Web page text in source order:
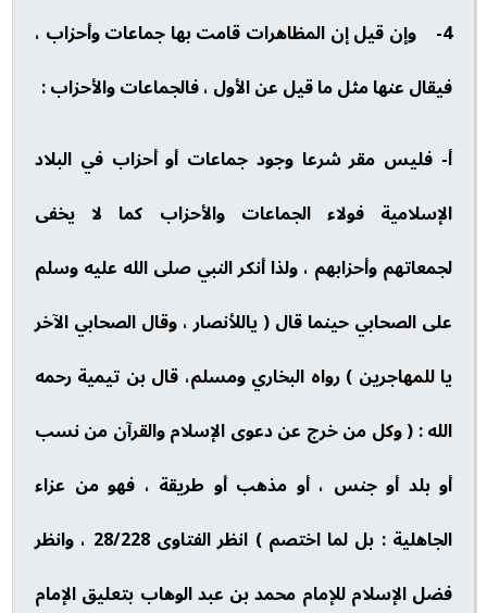
4- وإن قيل إن المظاهرات قامت بها جماعات وأحزاب ،
فيقال عنها مثل ما قيل عن الأول ، فالجماعات والأحزاب :
أ- فليس مقر شرعا وجود جماعات أو أحزاب في البلاد
الإسلامية فولاء الجماعات والأحزاب كما لا يخفى
لجمعاتهم وأحزابهم ، ولذا أنكر النبي صلى الله عليه وسلم
على الصحابي حينما قال ( ياللأنصار ، وقال الصحابي الآخر
يا للمهاجرين ) رواه البخاري ومسلم، قال بن تيمية رحمه
الله : ( وكل من خرج عن دعوى الإسلام والقرآن من نسب
أو بلد أو جنس ، أو مذهب أو طريقة ، فهو من عزاء
الجاهلية : بل لما اختصم ) انظر الفتاوى 28/228 ، وانظر
فضل الإسلام للإمام محمد بن عبد الوهاب بتعليق الإمام